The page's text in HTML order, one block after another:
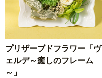
プリザーブドフラワー「ヴ
ェルデ～癒しのフレーム
～」